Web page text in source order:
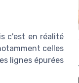
c'est en réalité
celles
lignes épurées